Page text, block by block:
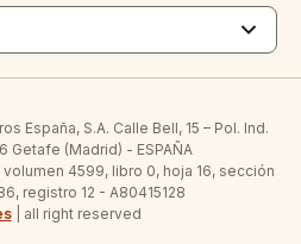
España, S.A. Calle Bell, 15 – Pol. Ind.
Getafe (Madrid) - ESPAÑA
4599, libro 0, hoja 16, sección
registro 12 - A80415128
| all right reserved